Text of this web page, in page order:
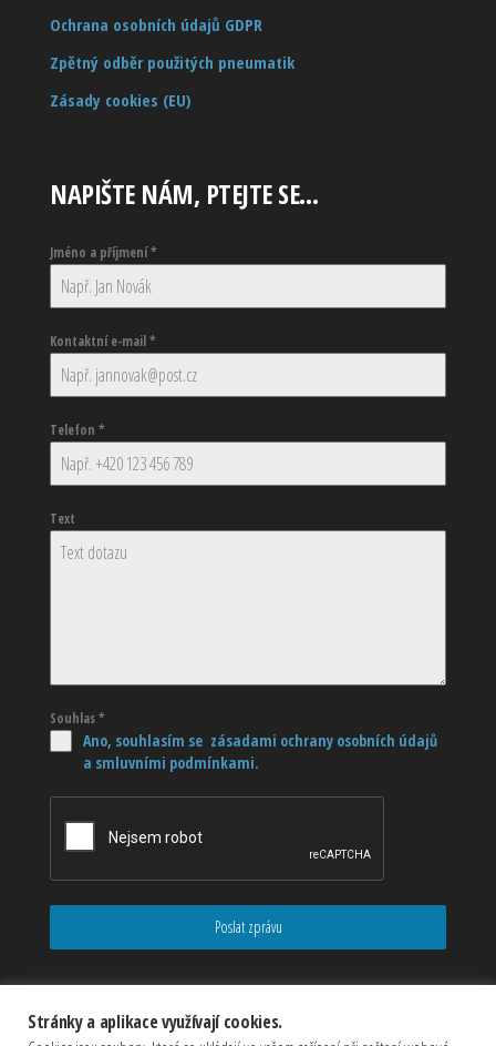
Ochrana osobních údajů GDPR
Zpětný odběr použitých pneumatik
Zásady cookies (EU)
NAPIŠTE NÁM, PTEJTE SE…
Jméno a příjmení*
Kontaktní e-mail*
Telefon *
Text
Souhlas*
Ano, souhlasím se zásadami ochrany osobních údajů
a smluvními podmínkami.
Poslat zprávu
Stránky a aplikace využívají cookies.